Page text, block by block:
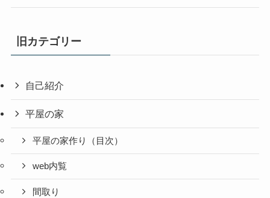
旧カテゴリー
自己紹介
平屋の家
平屋の家作り（目次）
web内覧
間取り